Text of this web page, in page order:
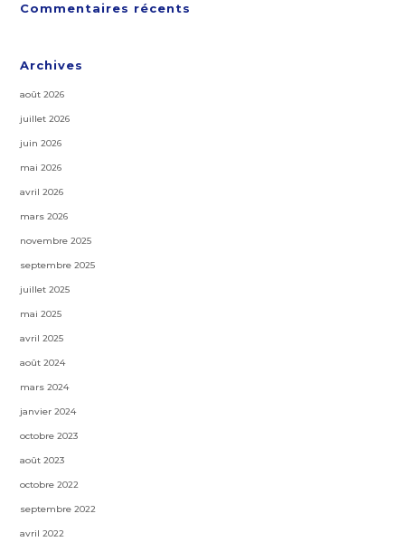
Commentaires récents
Archives
août 2026
juillet 2026
juin 2026
mai 2026
avril 2026
mars 2026
novembre 2025
septembre 2025
juillet 2025
mai 2025
avril 2025
août 2024
mars 2024
janvier 2024
octobre 2023
août 2023
octobre 2022
septembre 2022
avril 2022